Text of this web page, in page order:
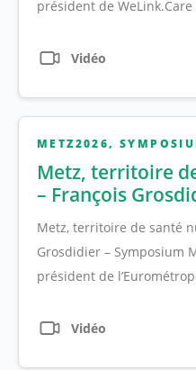
président de
Vidéo
METZ2026,
Metz, territoire
– François
Metz, territoire de santé
Grosdidier – Symposium
président de
Vidéo